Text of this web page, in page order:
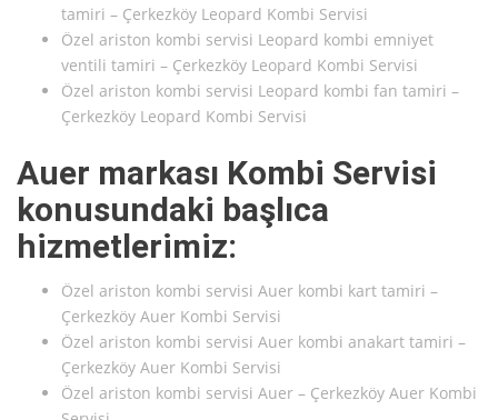
tamiri – Çerkezköy Leopard Kombi Servisi
Özel ariston kombi servisi Leopard kombi emniyet
ventili tamiri – Çerkezköy Leopard Kombi Servisi
Özel ariston kombi servisi Leopard kombi fan tamiri –
Çerkezköy Leopard Kombi Servisi
Auer markası Kombi Servisi
konusundaki başlıca
hizmetlerimiz:
Özel ariston kombi servisi Auer kombi kart tamiri –
Çerkezköy Auer Kombi Servisi
Özel ariston kombi servisi Auer kombi anakart tamiri –
Çerkezköy Auer Kombi Servisi
Özel ariston kombi servisi Auer – Çerkezköy Auer Kombi